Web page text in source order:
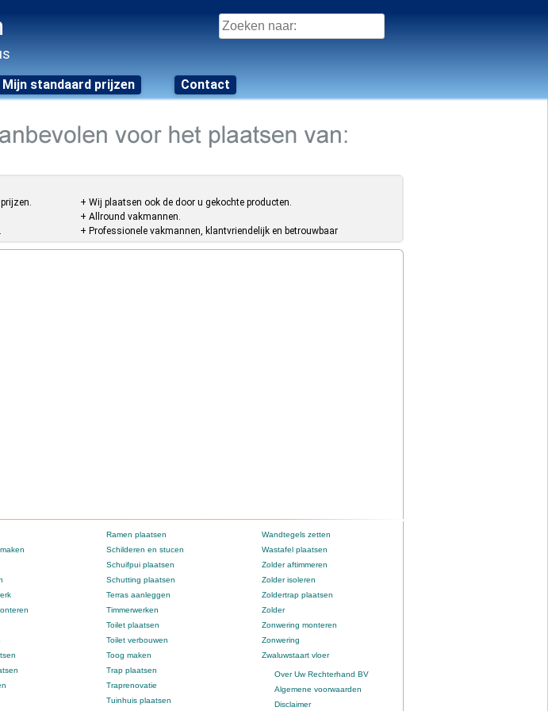
Zoeken
naar:
Mijn standaard prijzen Contact
+ Wij plaatsen ook de door u gekochte producten.
+ Allround vakmannen.
+ Professionele vakmannen, klantvriendelijk en betrouwbaar
Ramen plaatsen
Schilderen en stucen
Schuifpui plaatsen
Schutting plaatsen
Terras aanleggen
Timmerwerken
Toilet plaatsen
Toilet verbouwen
Toog maken
Trap plaatsen
Traprenovatie
Tuinhuis plaatsen
Wandtegels zetten
Wastafel plaatsen
Zolder aftimmeren
Zolder isoleren
Zoldertrap plaatsen
Zolder
Zonwering monteren
Zonwering
Zwaluwstaart vloer
Over Uw Rechterhand BV
Algemene voorwaarden
Disclaimer